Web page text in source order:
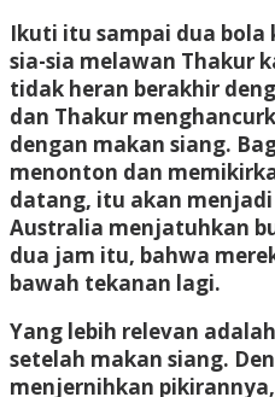
Ikuti itu sampai dua bola
sia-sia melawan Thakur
tidak heran berakhir
dan Thakur
dengan makan siang.
menonton dan
datang, itu akan
Australia menjatuhkan
dua jam itu, bahwa
bawah tekanan lagi.
Yang lebih relevan
setelah makan siang.
menjernihkan